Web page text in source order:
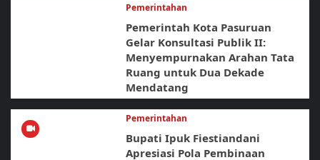
Pemerintahan
Pemerintah Kota Pasuruan
Gelar Konsultasi Publik II:
Menyempurnakan Arahan Tata
Ruang untuk Dua Dekade
Mendatang
Pemerintahan
Bupati Ipuk Fiestiandani
Apresiasi Pola Pembinaan